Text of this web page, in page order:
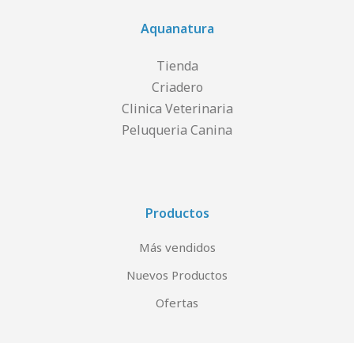
Aquanatura
Tienda
Criadero
Clinica Veterinaria
Peluqueria Canina
Productos
Más vendidos
Nuevos Productos
Ofertas